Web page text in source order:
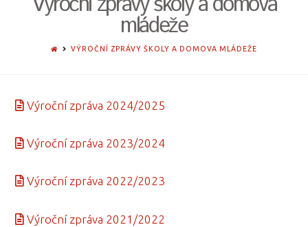
mládeže
HOMEVÝROČNÍ ZPRÁVY ŠKOLY A DOMOVA MLÁDEŽE
Výroční zpráva 2024/2025
Výroční zpráva 2023/2024
Výroční zpráva 2022/2023
Výroční zpráva 2021/2022